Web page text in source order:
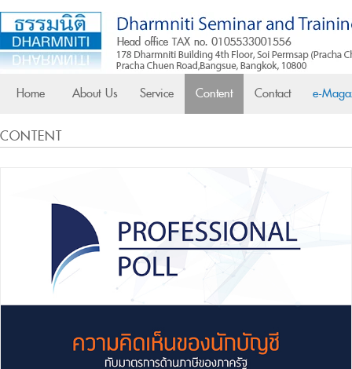
Home About Us Service Content Contact e-
CONTENT